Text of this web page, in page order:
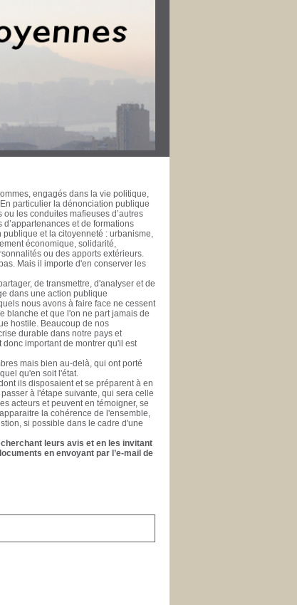
développement économique et
et méditerranéenne. La
du temps ne fasse à jamais
accessible à ceux qui se
est une initiative de la
citoyen, des documents publics
des Bouches du Rhône de 1981
de la Ville de Marseille de 1978 à
engagés dans la vie politique,
particulier la dénonciation publique
les conduites mafieuses d’autres
et de formations
et la citoyenneté : urbanisme,
économique, solidarité,
ou des apports extérieurs.
Mais il importe d'en conserver les
de transmettre, d'analyser et de
dans une action publique
nous avons à faire face ne cessent
blanche et que l'on ne part jamais de
hostile. Beaucoup de nos
durable dans notre pays et
important de montrer qu'il est
mais bien au-delà, qui ont porté
qu'en soit l'état.
ils disposaient et se préparent à en
à l'étape suivante, qui sera celle
acteurs et peuvent en témoigner, se
la cohérence de l'ensemble,
si possible dans le cadre d'une
leurs avis et en les invitant
en envoyant par l’e-mail de